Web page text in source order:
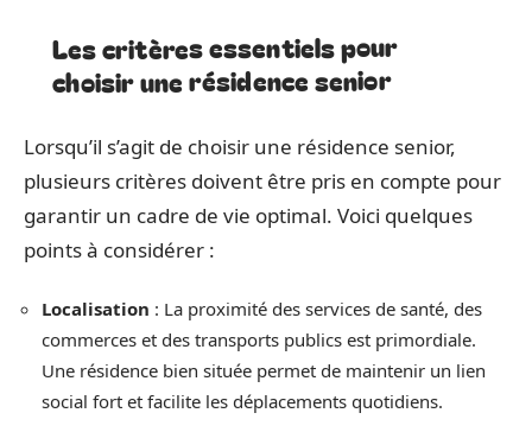
Les critères essentiels pour
choisir une résidence senior
Lorsqu’il s’agit de choisir une résidence senior,
plusieurs critères doivent être pris en compte pour
garantir un cadre de vie optimal. Voici quelques
points à considérer :
Localisation : La proximité des services de santé, des
commerces et des transports publics est primordiale.
Une résidence bien située permet de maintenir un lien
social fort et facilite les déplacements quotidiens.